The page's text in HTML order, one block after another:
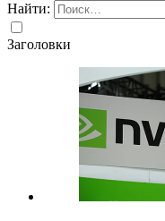
Найти:
Заголовки